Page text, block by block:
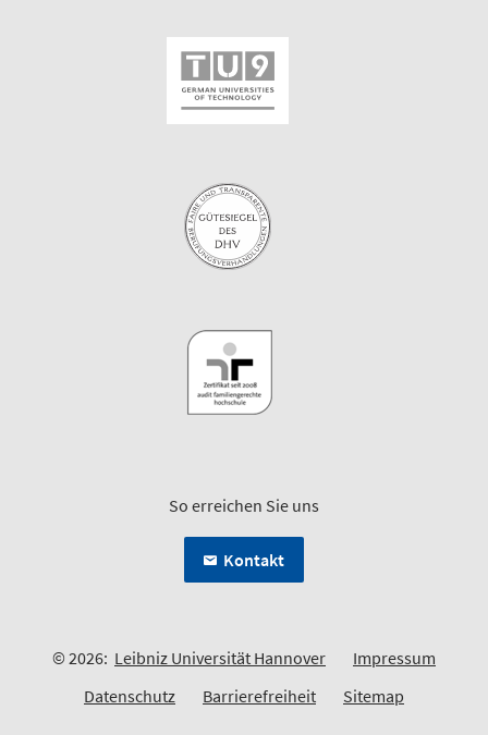
So erreichen Sie uns
Kontakt
© 2026: Leibniz Universität Hannover
Impressum
Datenschutz
Barrierefreiheit Sitemap